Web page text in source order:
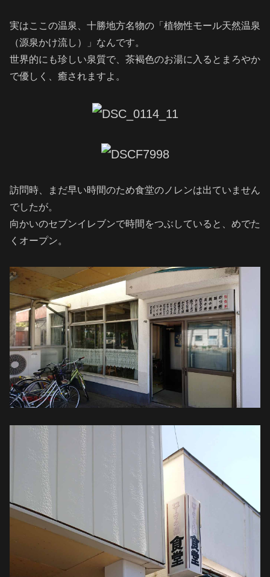
実はここの温泉、十勝地方名物の「植物性モール天然温泉
（源泉かけ流し）」なんです。
世界的にも珍しい泉質で、茶褐色のお湯に入るとまろやか
で優しく、癒されますよ。
訪問時、まだ早い時間のため食堂のノレンは出ていません
でしたが。
向かいのセブンイレブンで時間をつぶしていると、めでた
くオープン。